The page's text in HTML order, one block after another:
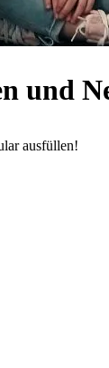
und
ausfüllen!